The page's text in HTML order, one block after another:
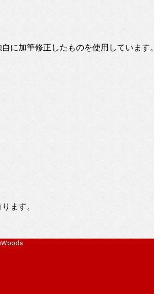
に加筆修正したものを使用しています。
ます。